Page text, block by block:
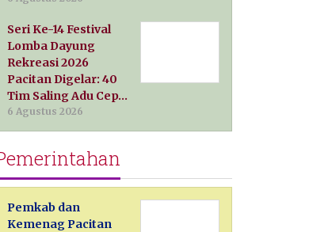
Seri Ke-14 Festival
Lomba Dayung
Rekreasi 2026
Pacitan Digelar: 40
Tim Saling Adu Cep…
6 Agustus 2026
Pemkab dan
Kemenag Pacitan